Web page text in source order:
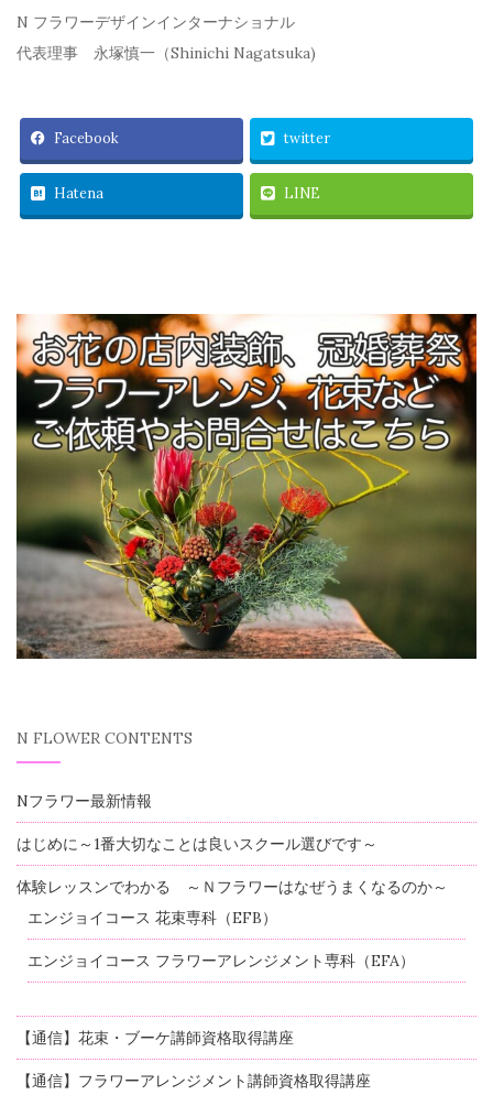
N フラワーデザインインターナショナル
代表理事 永塚慎一（Shinichi Nagatsuka)
Facebook twitter
Hatena LINE
N FLOWER CONTENTS
Nフラワー最新情報
はじめに～1番大切なことは良いスクール選びです～
体験レッスンでわかる ～Ｎフラワーはなぜうまくなるのか～
エンジョイコース 花束専科（EFB）
エンジョイコース フラワーアレンジメント専科（EFA）
【通信】花束・ブーケ講師資格取得講座
【通信】フラワーアレンジメント講師資格取得講座